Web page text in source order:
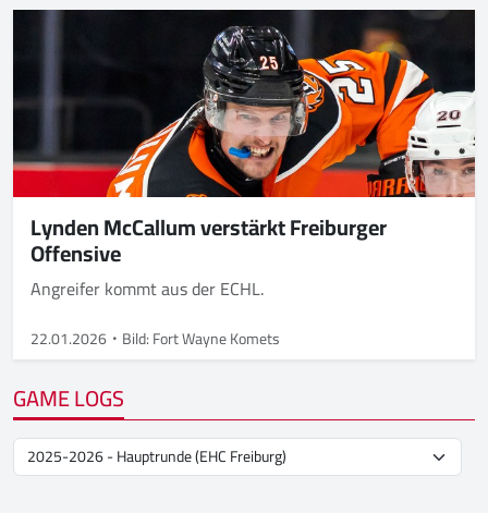
Lynden McCallum verstärkt Freiburger
Offensive
Angreifer kommt aus der ECHL.
22.01.2026 Bild: Fort Wayne Komets
GAME LOGS